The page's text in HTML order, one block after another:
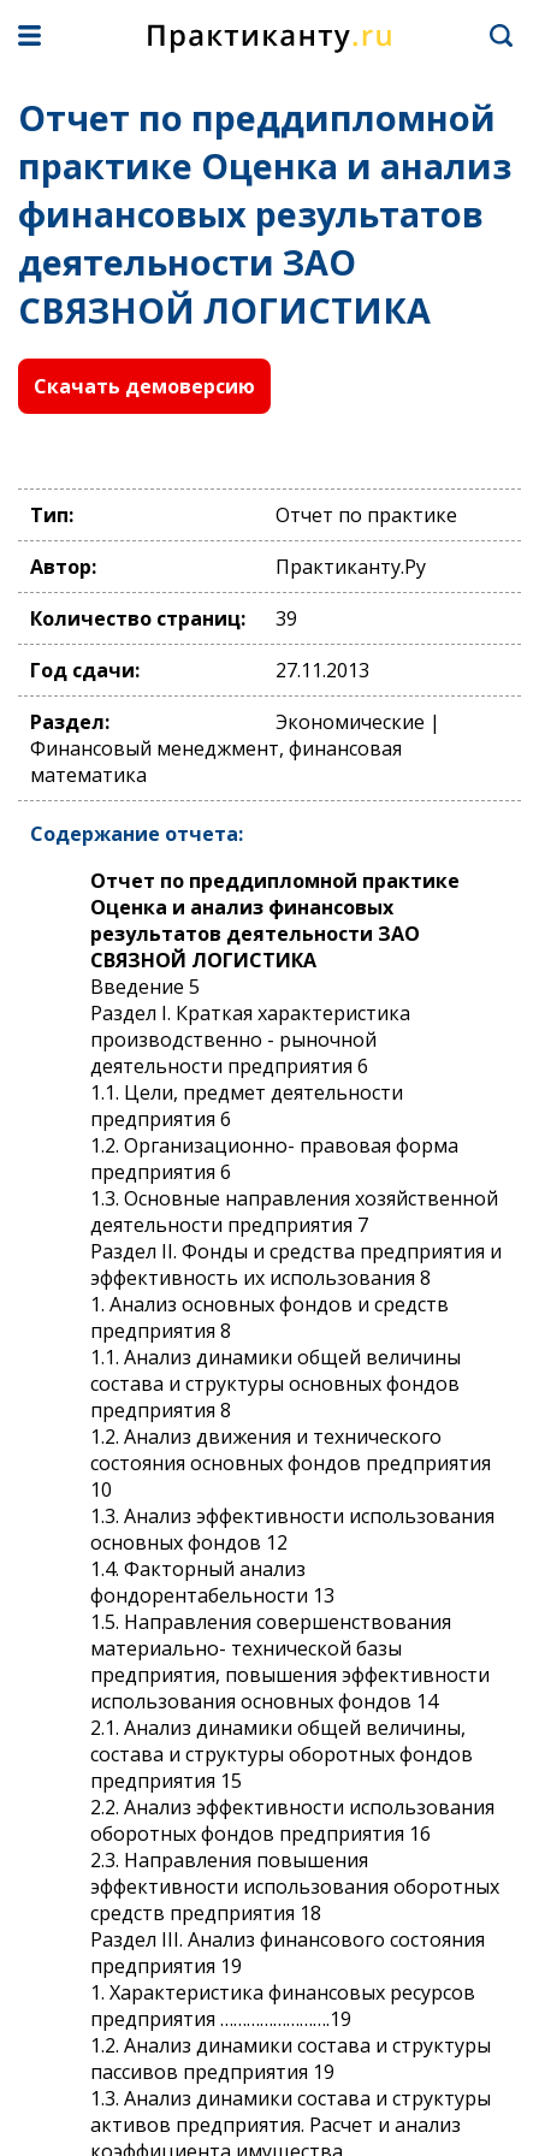
Отчет по преддипломной
практике Оценка и анализ
финансовых результатов
деятельности ЗАО
СВЯЗНОЙ ЛОГИСТИКА
Скачать демоверсию
Тип:
Отчет по практике
Автор:
Практиканту.Ру
Количество страниц:
39
Год сдачи:
27.11.2013
Раздел:
Экономические |
Финансовый менеджмент, финансовая
математика
Содержание отчета:
Отчет по преддипломной практике
Оценка и анализ финансовых
результатов деятельности ЗАО
СВЯЗНОЙ ЛОГИСТИКА
Введение 5
Раздел I. Краткая характеристика
производственно - рыночной
деятельности предприятия 6
1.1. Цели, предмет деятельности
предприятия 6
1.2. Организационно- правовая форма
предприятия 6
1.3. Основные направления хозяйственной
деятельности предприятия 7
Раздел II. Фонды и средства предприятия и
эффективность их использования 8
1. Анализ основных фондов и средств
предприятия 8
1.1. Анализ динамики общей величины
состава и структуры основных фондов
предприятия 8
1.2. Анализ движения и технического
состояния основных фондов предприятия
10
1.3. Анализ эффективности использования
основных фондов 12
1.4. Факторный анализ
фондорентабельности 13
1.5. Направления совершенствования
материально- технической базы
предприятия, повышения эффективности
использования основных фондов 14
2.1. Анализ динамики общей величины,
состава и структуры оборотных фондов
предприятия 15
2.2. Анализ эффективности использования
оборотных фондов предприятия 16
2.3. Направления повышения
эффективности использования оборотных
средств предприятия 18
Раздел III. Анализ финансового состояния
предприятия 19
1. Характеристика финансовых ресурсов
предприятия …………………….19
1.2. Анализ динамики состава и структуры
пассивов предприятия 19
1.3. Анализ динамики состава и структуры
активов предприятия. Расчет и анализ